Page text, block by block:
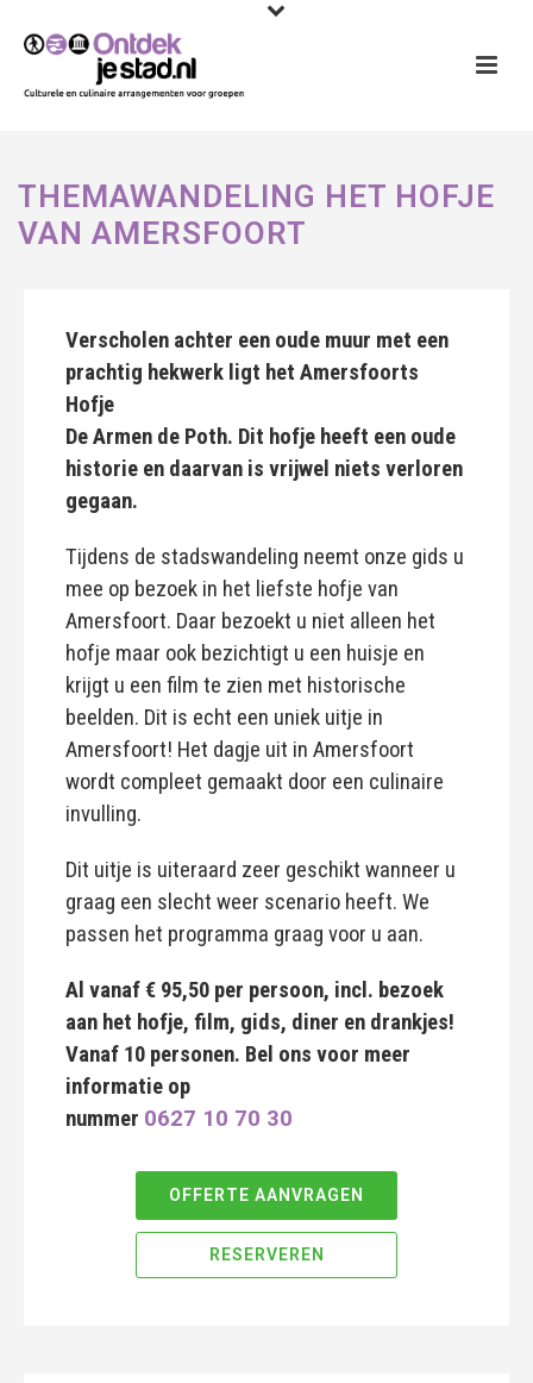
THEMAWANDELING HET HOFJE
VAN AMERSFOORT
Verscholen achter een oude muur met een
prachtig hekwerk ligt het Amersfoorts
Hofje
De Armen de Poth. Dit hofje heeft een oude
historie en daarvan is vrijwel niets verloren
gegaan.
Tijdens de stadswandeling neemt onze gids u
mee op bezoek in het liefste hofje van
Amersfoort. Daar bezoekt u niet alleen het
hofje maar ook bezichtigt u een huisje en
krijgt u een film te zien met historische
beelden. Dit is echt een uniek uitje in
Amersfoort! Het dagje uit in Amersfoort
wordt compleet gemaakt door een culinaire
invulling.
Dit uitje is uiteraard zeer geschikt wanneer u
graag een slecht weer scenario heeft. We
passen het programma graag voor u aan.
Al vanaf € 95,50 per persoon, incl. bezoek
aan het hofje, film, gids, diner en drankjes!
Vanaf 10 personen. Bel ons voor meer
informatie op
nummer 0627 10 70 30
OFFERTE AANVRAGEN
RESERVEREN